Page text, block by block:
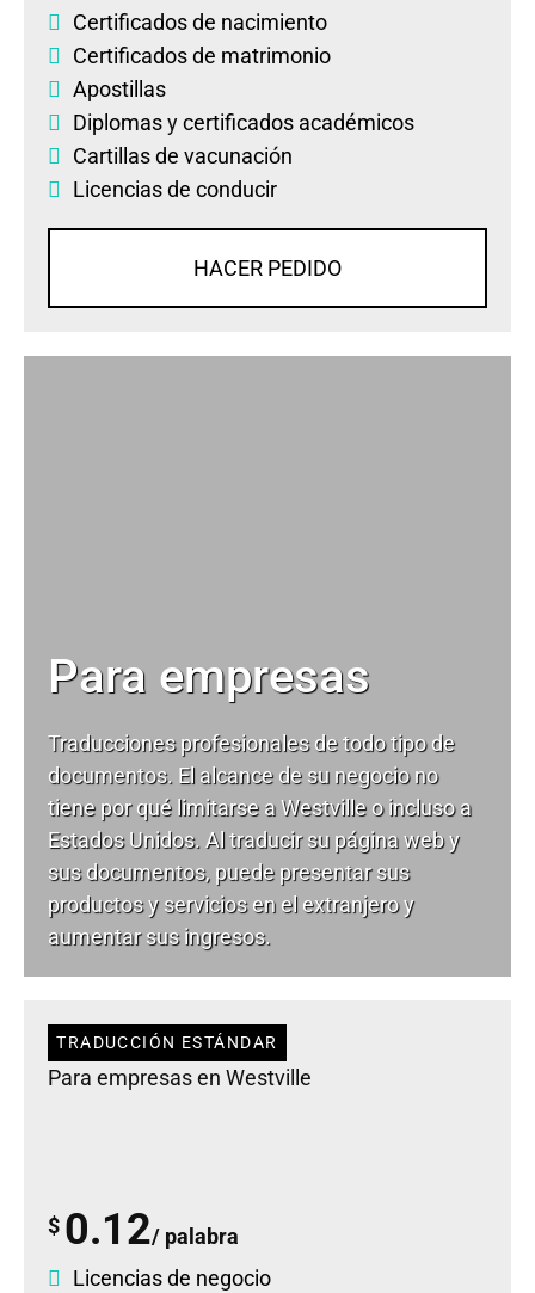
Certificados de nacimiento
Certificados de matrimonio
Apostillas
Diplomasycertificados académicos
Cartillas de vacunación
Licencias de conducir
HACER PEDIDO
Para empresas
Traducciones profesionales de todo tipo de
documentos. El alcance de su negocio no
tiene por qué limitarse a Westville o incluso a
Estados Unidos. Al traducir su página web y
sus documentos, puede presentar sus
productos y servicios en el extranjero y
aumentar sus ingresos.
TRADUCCIÓN ESTÁNDAR
Para empresas en Westville
$ 0.12/ palabra
Licencias de negocio